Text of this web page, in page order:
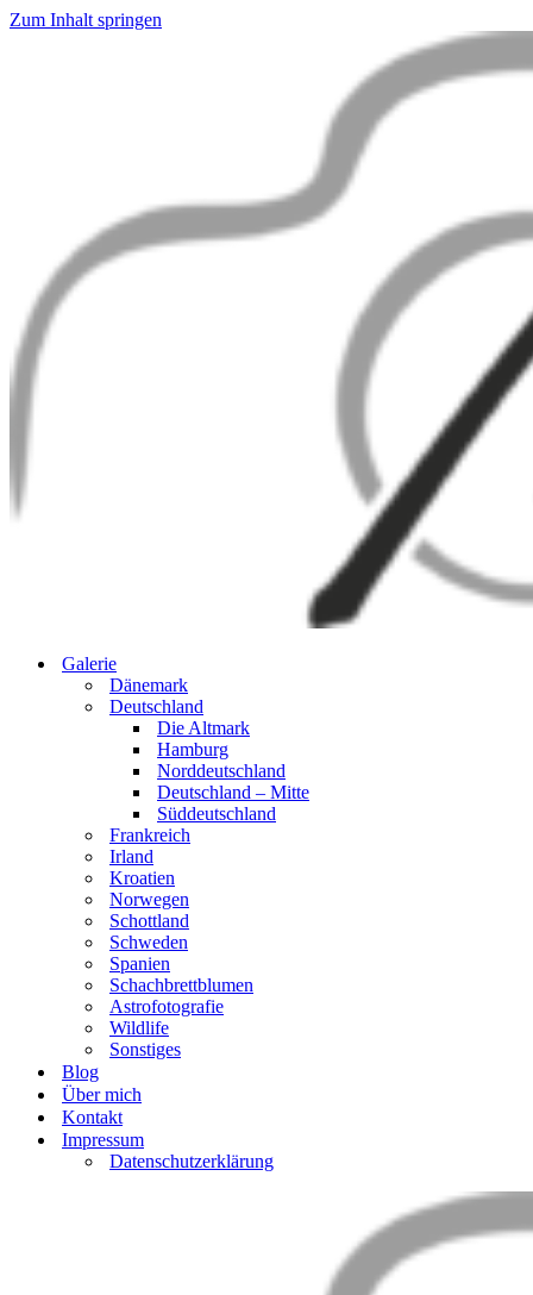
Zum Inhalt springen
Galerie
Dänemark
Deutschland
Die Altmark
Hamburg
Norddeutschland
Deutschland – Mitte
Süddeutschland
Frankreich
Irland
Kroatien
Norwegen
Schottland
Schweden
Spanien
Schachbrettblumen
Astrofotografie
Wildlife
Sonstiges
Blog
Über mich
Kontakt
Impressum
Datenschutzerklärung